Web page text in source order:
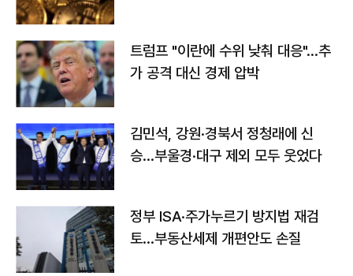
트럼프 "이란에 수위 낮춰 대응"…추
가 공격 대신 경제 압박
김민석, 강원·경북서 정청래에 신
승…부울경·대구 제외 모두 웃었다
정부 ISA·주가누르기 방지법 재검
토…부동산세제 개편안도 손질